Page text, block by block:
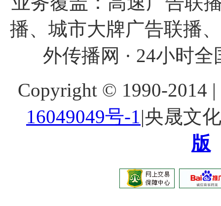
播、城市大牌广告联播
外传播网 · 24小时
Copyright © 1990-2014
16049049号-1|央晟文
版